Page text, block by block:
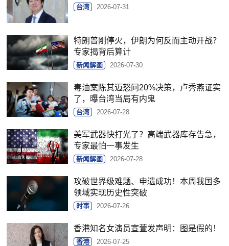
台湾 2026-07-31
特朗普刚停火，伊朗为何反而主动开战？
专家揭背后算计
新闻解画 2026-07-30
毒油案陈其迈怒问20%决策，卢秀燕证实
了，曝台湾当局有内鬼
台湾 2026-07-28
美军武器快打光了？高端武器库存告急，
专家最怕一事发生
新闻解画 2026-07-28
攻破世界级难题、申遗成功！本周我国多
领域实现历史性突破
时事 2026-07-26
香港知名女演员宣萱发声明：图是假的！
香港 2026-07-25